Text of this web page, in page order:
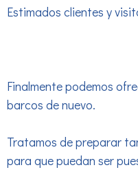
Estimados clientes y
Finalmente podemos
barcos de nuevo.
Tratamos de preparar
para que puedan ser